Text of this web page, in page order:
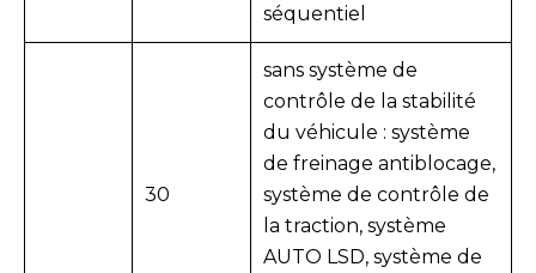
séquentiel
30
sans système de
contrôle de la stabilité
du véhicule : système
de freinage antiblocage,
système de contrôle de
la traction, système
AUTO LSD, système de